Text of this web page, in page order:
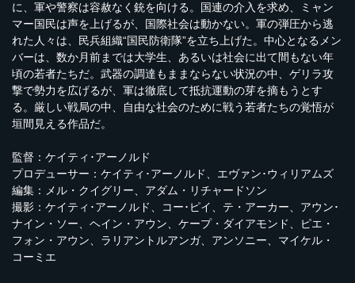
に、軍や警察は容赦なく銃を向ける。国連の介入を求め、ミャン
マー国民は声を上げるが、国際社会は動かない。軍の弾圧から逃
れた人々は、民兵組織“国民防衛隊”を立ち上げた。中心となるメン
バーは、数か月前までは大学生、あるいは社会に出て間もない年
頃の若者たちだ。武器の調達もままならない状況の中、ゲリラ攻
撃で勢力を広げるが、軍は徹底して抵抗運動の芽を摘もうとす
る。厳しい戦局の中、自由な社会のために戦う若者たちの覚悟が
垣間見える作品だ。
監督：ケイティ･アーノルド
プロデューサー：ケイティ･アーノルド、エヴァン･ウィリアムズ
編集：メル・クイグリー、アダム・リチャードソン
撮影：ケイティ･アーノルド、コー･ピイ、テ・アーカー、アウン･
ナイン・ソー、ヘイン・アウン、ケープ・ダイアモンド、ピエ・
フォン・アウン、ラリアントルアンガ、アンソニー、マイケル・
コーミエ